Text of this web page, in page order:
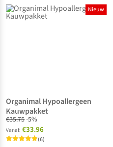
Nieuw
Organimal Hypoallergeen
Kauwpakket
€35.75-5%
Vanaf: €33.96
(6)